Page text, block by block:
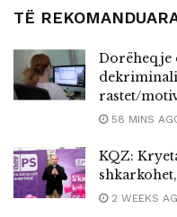
TË
Dorëheqje
rastet/
58 MINS
KQZ:
2 WEEKS